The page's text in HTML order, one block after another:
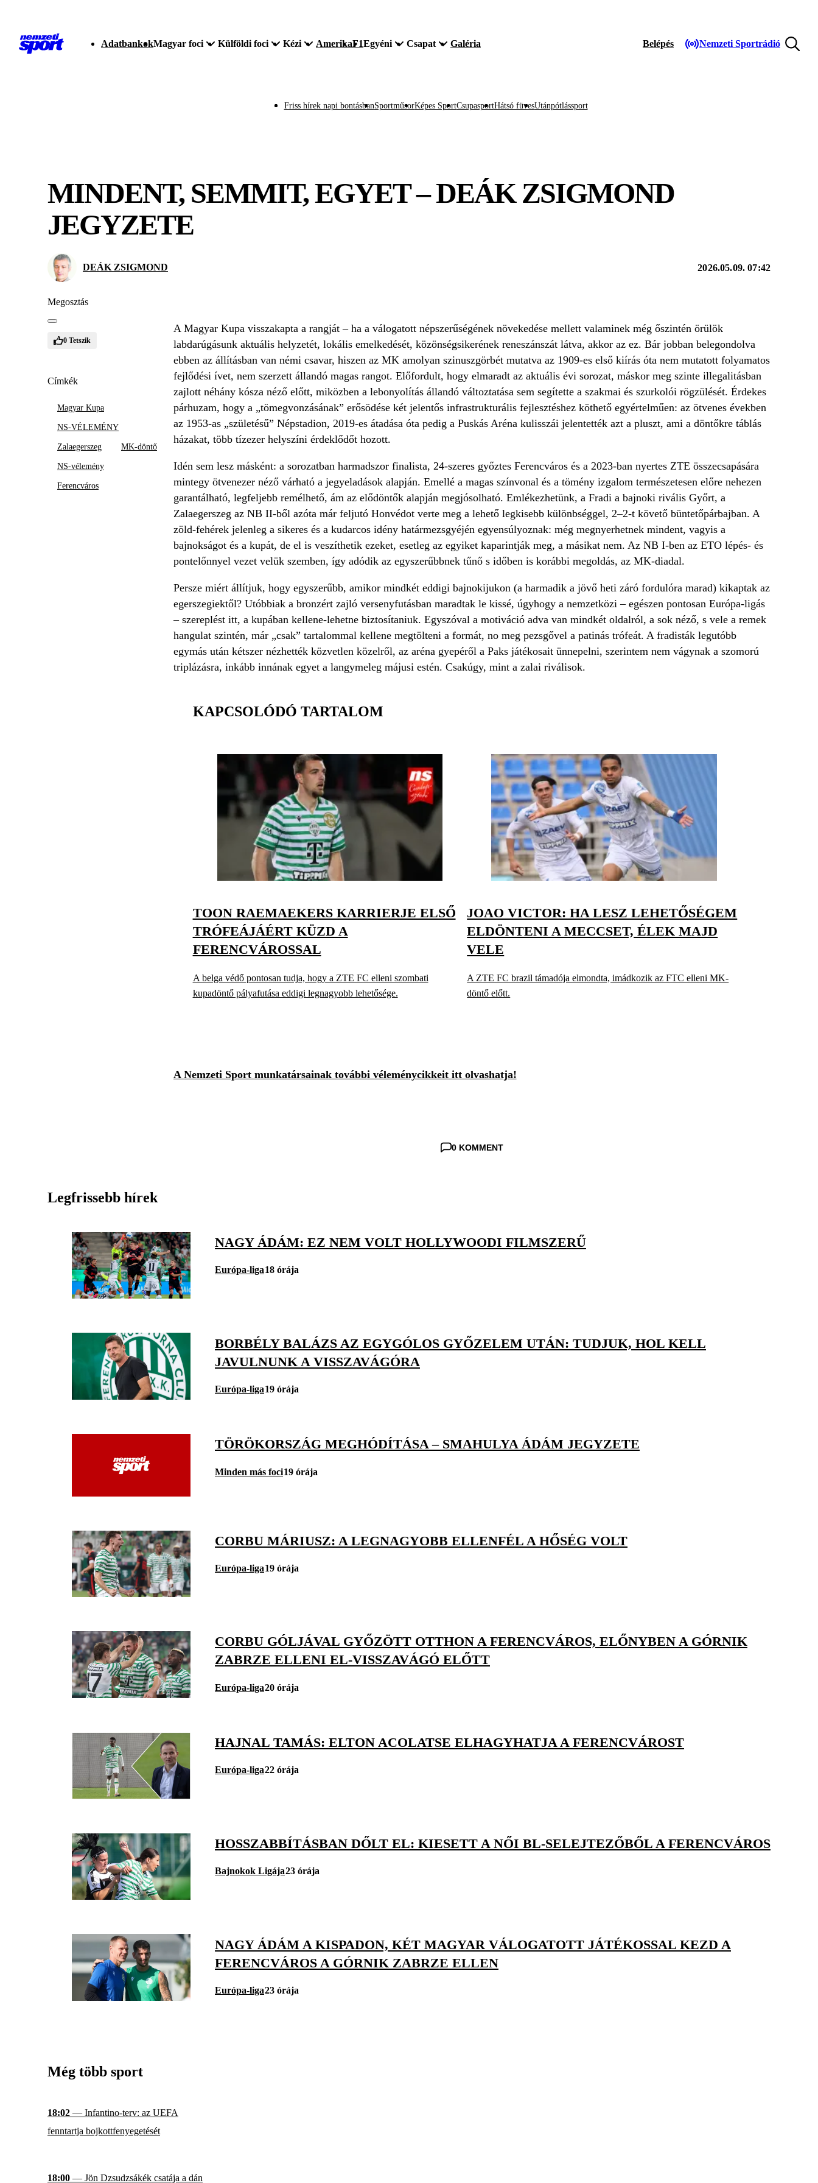
AdatbankokMagyar foci Külföldi foci Kézi AmerikaF1Egyéni Csapat Galéria Belépés Nemzeti Sportrádió
Friss hírek napi bontásbanSportműsorKépes SportCsupasportHátsó füvesUtánpótlássport
MINDENT, SEMMIT, EGYET – DEÁK ZSIGMOND
JEGYZETE
DEÁK ZSIGMOND 2026.05.09. 07:42
Megosztás
0 Tetszik
Címkék
Magyar Kupa
NS-VÉLEMÉNY
Zalaegerszeg MK-döntő
NS-vélemény
Ferencváros
A Magyar Kupa visszakapta a rangját – ha a válogatott népszerűségének növekedése mellett valaminek még őszintén örülök
labdarúgásunk aktuális helyzetét, lokális emelkedését, közönségsikerének reneszánszát látva, akkor az ez. Bár jobban belegondolva
ebben az állításban van némi csavar, hiszen az MK amolyan szinuszgörbét mutatva az 1909-es első kiírás óta nem mutatott folyamatos
fejlődési ívet, nem szerzett állandó magas rangot. Előfordult, hogy elmaradt az aktuális évi sorozat, máskor meg szinte illegalitásban
zajlott néhány kósza néző előtt, miközben a lebonyolítás állandó változtatása sem segítette a szakmai és szurkolói rögzülését. Érdekes
párhuzam, hogy a „tömegvonzásának” erősödése két jelentős infrastrukturális fejlesztéshez köthető egyértelműen: az ötvenes években
az 1953-as „születésű” Népstadion, 2019-es átadása óta pedig a Puskás Aréna kulisszái jelentették azt a pluszt, ami a döntőkre táblás
házakat, több tízezer helyszíni érdeklődőt hozott.
Idén sem lesz másként: a sorozatban harmadszor finalista, 24-szeres győztes Ferencváros és a 2023-ban nyertes ZTE összecsapására
mintegy ötvenezer néző várható a jegyeladások alapján. Emellé a magas színvonal és a tömény izgalom természetesen előre nehezen
garantálható, legfeljebb remélhető, ám az elődöntők alapján megjósolható. Emlékezhetünk, a Fradi a bajnoki rivális Győrt, a
Zalaegerszeg az NB II-ből azóta már feljutó Honvédot verte meg a lehető legkisebb különbséggel, 2–2-t követő büntetőpárbajban. A
zöld-fehérek jelenleg a sikeres és a kudarcos idény határmezsgyéjén egyensúlyoznak: még megnyerhetnek mindent, vagyis a
bajnokságot és a kupát, de el is veszíthetik ezeket, esetleg az egyiket kaparintják meg, a másikat nem. Az NB I-ben az ETO lépés- és
pontelőnnyel vezet velük szemben, így adódik az egyszerűbbnek tűnő s időben is korábbi megoldás, az MK-diadal.
Persze miért állítjuk, hogy egyszerűbb, amikor mindkét eddigi bajnokijukon (a harmadik a jövő heti záró fordulóra marad) kikaptak az
egerszegiektől? Utóbbiak a bronzért zajló versenyfutásban maradtak le kissé, úgyhogy a nemzetközi – egészen pontosan Európa-ligás
– szereplést itt, a kupában kellene-lehetne biztosítaniuk. Egyszóval a motiváció adva van mindkét oldalról, a sok néző, s vele a remek
hangulat szintén, már „csak” tartalommal kellene megtölteni a formát, no meg pezsgővel a patinás trófeát. A fradisták legutóbb
egymás után kétszer nézhették közvetlen közelről, az aréna gyepéről a Paks játékosait ünnepelni, szerintem nem vágynak a szomorú
triplázásra, inkább innának egyet a langymeleg májusi estén. Csakúgy, mint a zalai riválisok.
KAPCSOLÓDÓ TARTALOM
TOON RAEMAEKERS KARRIERJE ELSŐ
TRÓFEÁJÁÉRT KÜZD A
FERENCVÁROSSAL
A belga védő pontosan tudja, hogy a ZTE FC elleni szombati
kupadöntő pályafutása eddigi legnagyobb lehetősége.
JOAO VICTOR: HA LESZ LEHETŐSÉGEM
ELDÖNTENI A MECCSET, ÉLEK MAJD
VELE
A ZTE FC brazil támadója elmondta, imádkozik az FTC elleni MK-
döntő előtt.
A Nemzeti Sport munkatársainak további véleménycikkeit itt olvashatja!
0 KOMMENT
Legfrissebb hírek
NAGY ÁDÁM: EZ NEM VOLT HOLLYWOODI FILMSZERŰ
Európa-liga18 órája
BORBÉLY BALÁZS AZ EGYGÓLOS GYŐZELEM UTÁN: TUDJUK, HOL KELL
JAVULNUNK A VISSZAVÁGÓRA
Európa-liga19 órája
TÖRÖKORSZÁG MEGHÓDÍTÁSA – SMAHULYA ÁDÁM JEGYZETE
Minden más foci19 órája
CORBU MÁRIUSZ: A LEGNAGYOBB ELLENFÉL A HŐSÉG VOLT
Európa-liga19 órája
CORBU GÓLJÁVAL GYŐZÖTT OTTHON A FERENCVÁROS, ELŐNYBEN A GÓRNIK
ZABRZE ELLENI EL-VISSZAVÁGÓ ELŐTT
Európa-liga20 órája
HAJNAL TAMÁS: ELTON ACOLATSE ELHAGYHATJA A FERENCVÁROST
Európa-liga22 órája
HOSSZABBÍTÁSBAN DŐLT EL: KIESETT A NŐI BL-SELEJTEZŐBŐL A FERENCVÁROS
Bajnokok Ligája23 órája
NAGY ÁDÁM A KISPADON, KÉT MAGYAR VÁLOGATOTT JÁTÉKOSSAL KEZD A
FERENCVÁROS A GÓRNIK ZABRZE ELLEN
Európa-liga23 órája
Még több sport
18:02 — Infantino-terv: az UEFA
fenntartja bojkottfenyegetését
18:00 — Jön Dzsudzsákék csatája a dán